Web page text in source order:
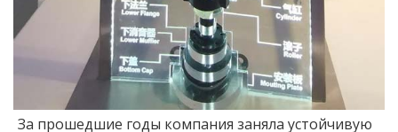
За прошедшие годы компания заняла устойчивую